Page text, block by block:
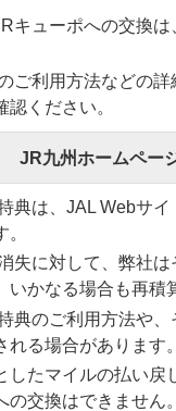
キューポへの交換
ご利用方法などの
認ください。
JR九州ホームペー
典は、JAL Webサ
失に対して、弊社
いかなる場合も再積
典のご利用方法や
れる場合があります。
したマイルの払い戻
の交換はできません。